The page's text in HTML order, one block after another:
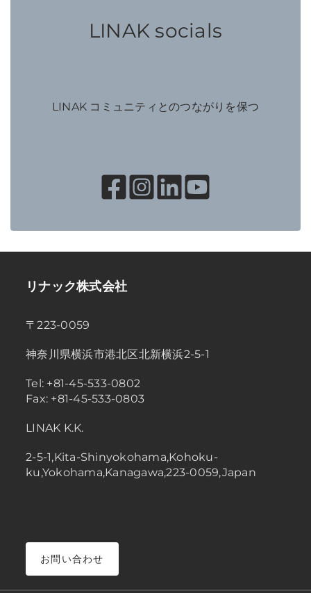
LINAK socials
LINAK コミュニティとのつながりを保つ
リナック株式会社
〒223-0059
神奈川県横浜市港北区北新横浜2-5-1
Tel: +81-45-533-0802
Fax: +81-45-533-0803
LINAK K.K.
2-5-1,Kita-Shinyokohama,Kohoku-
ku,Yokohama,Kanagawa,223-0059,Japan
お問い合わせ